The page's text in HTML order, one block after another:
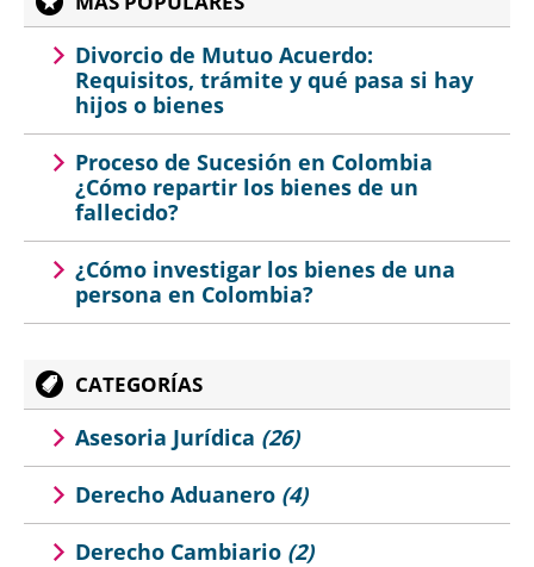
Divorcio de Mutuo Acuerdo:
Requisitos, trámite y qué pasa si hay
hijos o bienes
Proceso de Sucesión en Colombia
¿Cómo repartir los bienes de un
fallecido?
¿Cómo investigar los bienes de una
persona en Colombia?
CATEGORÍAS
Asesoria Jurídica (26)
Derecho Aduanero (4)
Derecho Cambiario (2)